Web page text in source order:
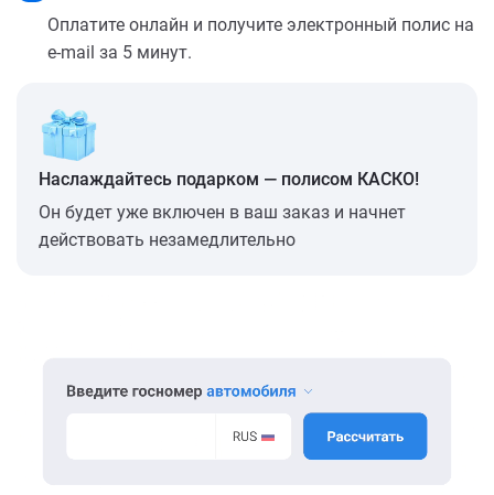
Оплатите онлайн и получите электронный полис на
e-mail за 5 минут.
Наслаждайтесь подарком — полисом КАСКО!
Он будет уже включен в ваш заказ и начнет
действовать незамедлительно